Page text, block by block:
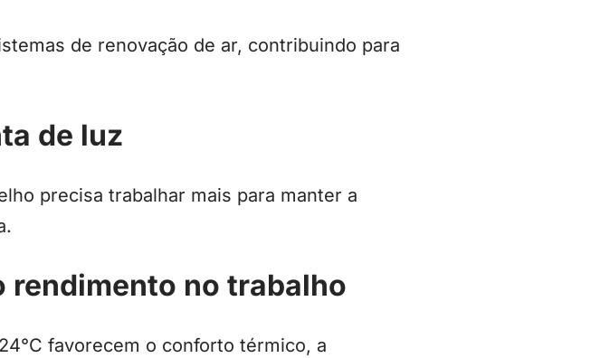
de renovação de ar, contribuindo para
de luz
precisa trabalhar mais para manter a
no trabalho
favorecem o conforto térmico, a